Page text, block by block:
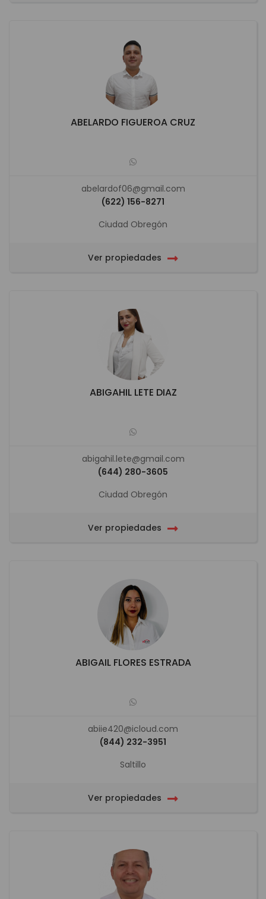
ABELARDO FIGUEROA CRUZ
abelardof06@gmail.com
(622) 156-8271
Ciudad Obregón
Ver propiedades
ABIGAHIL LETE DIAZ
abigahil.lete@gmail.com
(644) 280-3605
Ciudad Obregón
Ver propiedades
ABIGAIL FLORES ESTRADA
abiie420@icloud.com
(844) 232-3951
Saltillo
Ver propiedades